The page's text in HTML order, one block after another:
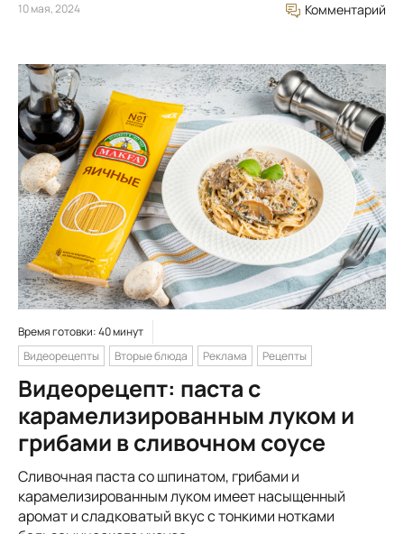
10 мая, 2024 Комментарий
Время готовки: 40 минут
Видеорецепты
Вторые блюда Реклама Рецепты
Видеорецепт: паста с
карамелизированным луком и
грибами в сливочном соусе
Сливочная паста со шпинатом, грибами и
карамелизированным луком имеет насыщенный
аромат и сладковатый вкус с тонкими нотками